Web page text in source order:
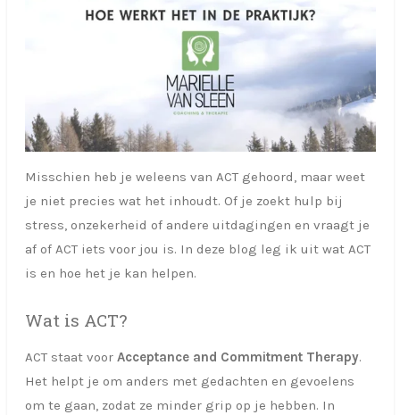
Misschien heb je weleens van ACT gehoord, maar weet
je niet precies wat het inhoudt. Of je zoekt hulp bij
stress, onzekerheid of andere uitdagingen en vraagt je
af of ACT iets voor jou is. In deze blog leg ik uit wat ACT
is en hoe het je kan helpen.
Wat is ACT?
ACT staat voor Acceptance and Commitment Therapy.
Het helpt je om anders met gedachten en gevoelens
om te gaan, zodat ze minder grip op je hebben. In